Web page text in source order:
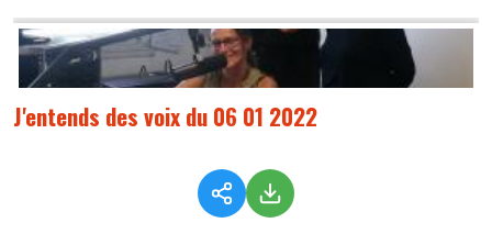
J'entends des voix du 06 01 2022